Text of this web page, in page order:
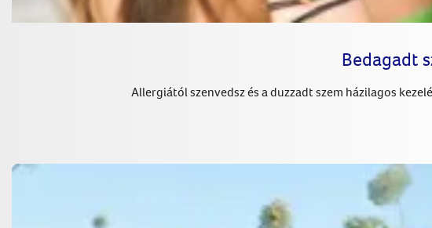
Bedagadt
Allergiától szenvedsz és a duzzadt szem házilagos